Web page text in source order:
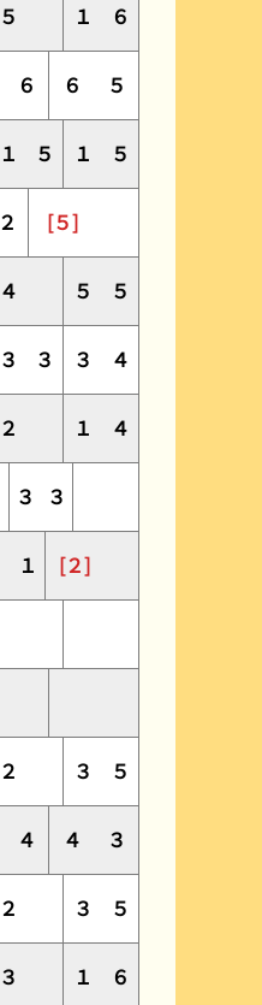
５ １
６
６ ６
５
１ ５ １
５
２
[５]
４ ５
５
３ ３ ３
４
２ １
４
３
３
１
[２]
２ ３
５
４ ４
３
２ ３
５
３ １
６